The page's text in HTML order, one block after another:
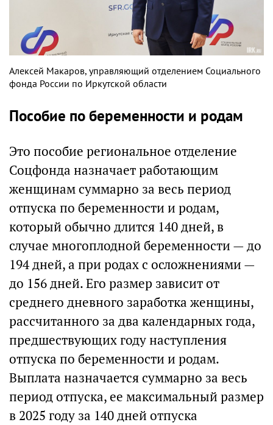
Алексей Макаров, управляющий отделением Социального
фонда России по Иркутской области
Пособие по беременности и родам
Это пособие региональное отделение
Соцфонда назначает работающим
женщинам суммарно за весь период
отпуска по беременности и родам,
который обычно длится 140 дней, в
случае многоплодной беременности — до
194 дней, а при родах с осложнениями —
до 156 дней. Его размер зависит от
среднего дневного заработка женщины,
рассчитанного за два календарных года,
предшествующих году наступления
отпуска по беременности и родам.
Выплата назначается суммарно за весь
период отпуска, ее максимальный размер
в 2025 году за 140 дней отпуска